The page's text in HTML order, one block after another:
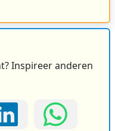
Inspireer anderen